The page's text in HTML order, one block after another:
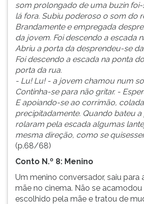
som prolongado de uma buzin
lá fora. Subiu poderoso o som do
Brandamente e empregada
da jovem. Foi descendo a escada
Abriu a porta da desprendeu-se
Foi descendo a escada na ponta
porta da rua.
- Lu! Lu! - a jovem chamou num
Continha-se para não gritar. -
E apoiando-se ao corrimão,
precipitadamente. Quando bateu a
rolaram pela escada algumas
mesma direção, como se
(p.68/68)
Conto N.º 8: Menino
Um menino conversador, saiu para
mãe no cinema. Não se
escolhido pela mãe e tratou de